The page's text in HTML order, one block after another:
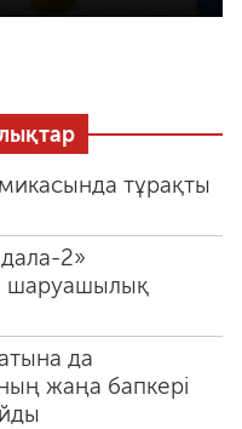
тұрақты
2»
шаруашылық
да
жаңа бапкері